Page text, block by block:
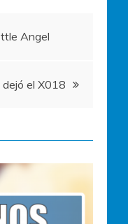
Angel
dejó el X018